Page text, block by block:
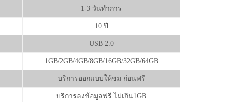
1-3 วันทำการ
10 ปี
USB 2.0
1GB/2GB/4GB/8GB/16GB/32GB/64GB
บริการออกแบบให้ชม ก่อนฟรี
บริการลงข้อมูลฟรี ไม่เกิน1GB